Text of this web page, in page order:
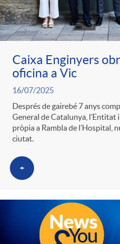
Caixa Enginyers
oficina a Vic
16/07/2025
Després de gairebé 7 anys
General de Catalunya, l’Entitat
pròpia a Rambla de l’Hospital,
ciutat.
+